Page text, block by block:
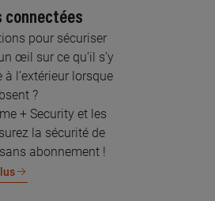
connectées
pour sécuriser
œil sur ce qu’il s’y
l’extérieur lorsque
?
+ Security et les
la sécurité de
abonnement !